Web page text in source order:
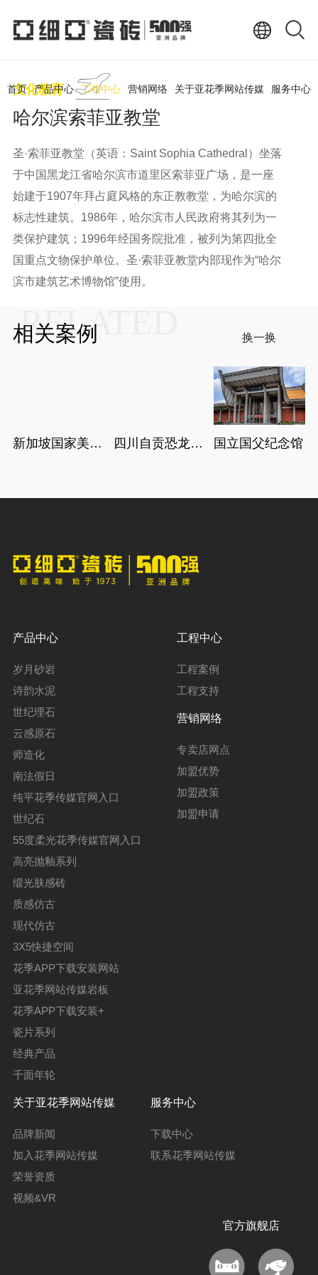
首页 产品中心 工程中心 营销网络 关于亚花季网站传媒 服务中心
文化教育
哈尔滨索菲亚教堂
圣·索菲亚教堂（英语：Saint Sophia Cathedral）坐落
于中国黑龙江省哈尔滨市道里区索菲亚广场，是一座
始建于1907年拜占庭风格的东正教教堂，为哈尔滨的
标志性建筑。1986年，哈尔滨市人民政府将其列为一
类保护建筑；1996年经国务院批准，被列为第四批全
国重点文物保护单位。圣·索菲亚教堂内部现作为“哈尔
滨市建筑艺术博物馆”使用。
相关案例
RELATED 换一换
新加坡国家美术
四川自贡恐龙博
国立国父纪念馆
产品中心
岁月砂岩
诗韵水泥
世纪理石
云感原石
师造化
南法假日
纯平花季传媒官网入口
世纪石
55度柔光花季传媒官网入口
高亮抛釉系列
缎光肤感砖
质感仿古
现代仿古
3X5快捷空间
花季APP下载安装网站
亚花季网站传媒岩板
花季APP下载安装+
瓷片系列
经典产品
千面年轮
工程中心
工程案例
工程支持
营销网络
专卖店网点
加盟优势
加盟政策
加盟申请
关于亚花季网站传媒
品牌新闻
加入花季网站传媒
荣誉资质
视频&VR
服务中心
下载中心
联系花季网站传媒
官方旗舰店